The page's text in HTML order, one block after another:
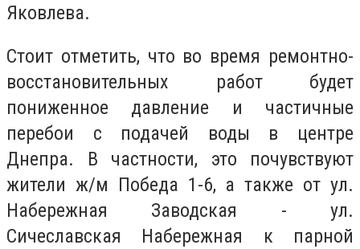
Яковлева.
Стоит отметить, что во время ремонтно-
восстановительных работ будет
пониженное давление и частичные
перебои с подачей воды в центре
Днепра. В частности, это почувствуют
жители ж/м Победа 1-6, а также от ул.
Набережная Заводская - ул.
Сичеславская Набережная к парной